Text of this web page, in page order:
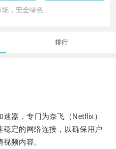
场，安全绿色
排行
器，专门为奈飞（Netflix）
稳定的网络连接，以确保用户
频内容。